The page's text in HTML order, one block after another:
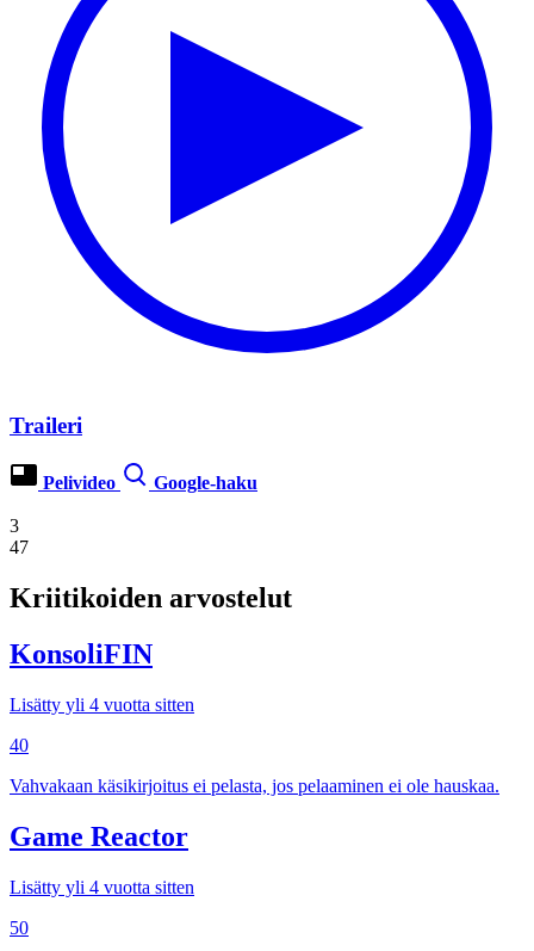
Traileri
Pelivideo Google-haku
3
47
Kriitikoiden arvostelut
KonsoliFIN
Lisätty yli 4 vuotta sitten
40
Vahvakaan käsikirjoitus ei pelasta, jos pelaaminen ei ole hauskaa.
Game Reactor
Lisätty yli 4 vuotta sitten
50